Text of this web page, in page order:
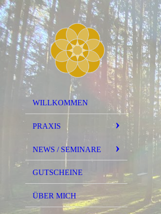
WILLKOMMEN
PRAXIS
NEWS / SEMINARE
GUTSCHEINE
ÜBER MICH